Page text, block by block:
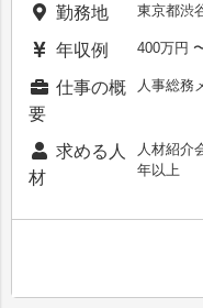
勤務地 東京都渋
年収例 400万円
仕事の概
要
人事総務
求める人
材
人材紹介
年以上